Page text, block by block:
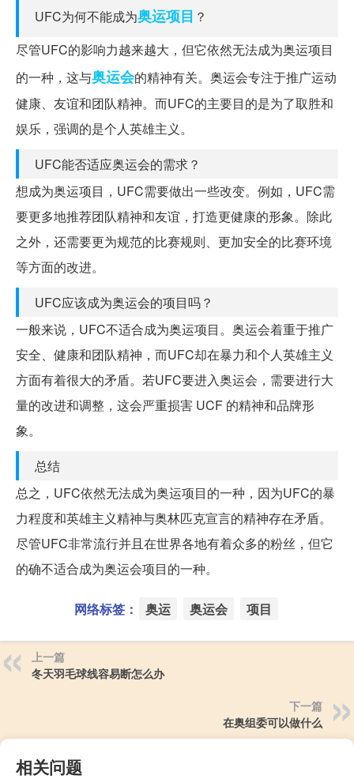
UFC为何不能成为奥运项目 ？
尽管UFC的影响力越来越大，但它依然无法成为奥运项目
的一种，这与奥运会的精神有关。奥运会专注于推广运动
健康、友谊和团队精神。而UFC的主要目的是为了取胜和
娱乐，强调的是个人英雄主义。
UFC能否适应奥运会的需求？
想成为奥运项目，UFC需要做出一些改变。例如，UFC需
要更多地推荐团队精神和友谊，打造更健康的形象。除此
之外，还需要更为规范的比赛规则、更加安全的比赛环境
等方面的改进。
UFC应该成为奥运会的项目吗？
一般来说，UFC不适合成为奥运项目。奥运会着重于推广
安全、健康和团队精神，而UFC却在暴力和个人英雄主义
方面有着很大的矛盾。若UFC要进入奥运会，需要进行大
量的改进和调整，这会严重损害 UCF 的精神和品牌形
象。
总结
总之，UFC依然无法成为奥运项目的一种，因为UFC的暴
力程度和英雄主义精神与奥林匹克宣言的精神存在矛盾。
尽管UFC非常流行并且在世界各地有着众多的粉丝，但它
的确不适合成为奥运会项目的一种。
网络标签： 奥运 奥运会 项目
上一篇
冬天羽毛球线容易断怎么办
下一篇
在奥组委可以做什么
相关问题